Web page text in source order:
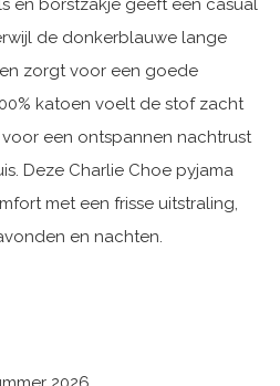
en borstzakje geeft een casual
de donkerblauwe lange
zorgt voor een goede
katoen voelt de stof zacht
een ontspannen nachtrust
Deze Charlie Choe pyjama
met een frisse uitstraling,
en nachten.